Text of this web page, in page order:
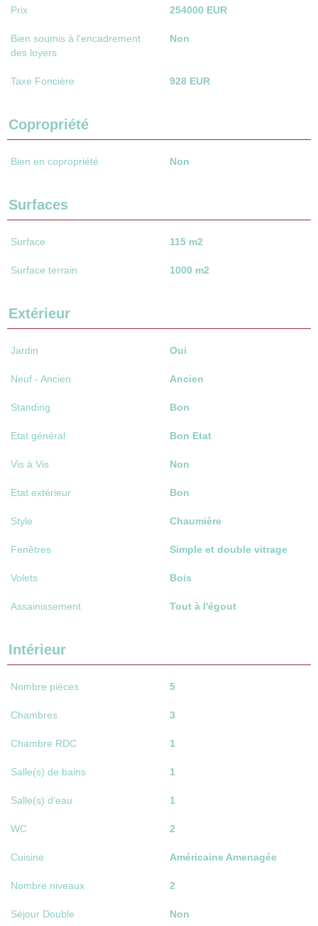
Prix 254000 EUR
Bien soumis à l'encadrement
des loyers
Non
Taxe Foncière 928 EUR
Copropriété
Bien en copropriété Non
Surfaces
Surface 115 m2
Surface terrain 1000 m2
Extérieur
Jardin Oui
Neuf - Ancien Ancien
Standing Bon
Etat général Bon Etat
Vis à Vis Non
Etat extérieur Bon
Style Chaumière
Fenêtres Simple et double vitrage
Volets Bois
Assainissement Tout à l'égout
Intérieur
Nombre pièces 5
Chambres 3
Chambre RDC 1
Salle(s) de bains 1
Salle(s) d'eau 1
WC 2
Cuisine Américaine Amenagée
Nombre niveaux 2
Séjour Double Non